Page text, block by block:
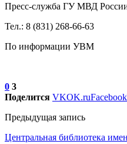
Пресс-служба ГУ МВД
Тел.: 8 (831) 268-66-63
По информации УВМ
0 3
Поделится VKOK.ruFacebook
Предыдущая запись
Центральная библиотека